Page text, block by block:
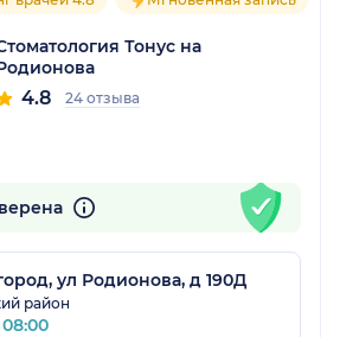
Тонус на
4.8 24 отзыва
ул Родионова, д 190Д
район